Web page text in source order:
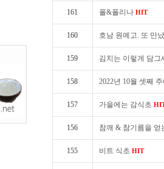
161 폴&폴리나 HIT
160 호남 원예고. 또 만
159 김치는 이렇게 담그
158 2022년 10월 셋째
157 가을에는 감식초
156 참깨 & 참기름을 얻
155 비트 식초 HIT